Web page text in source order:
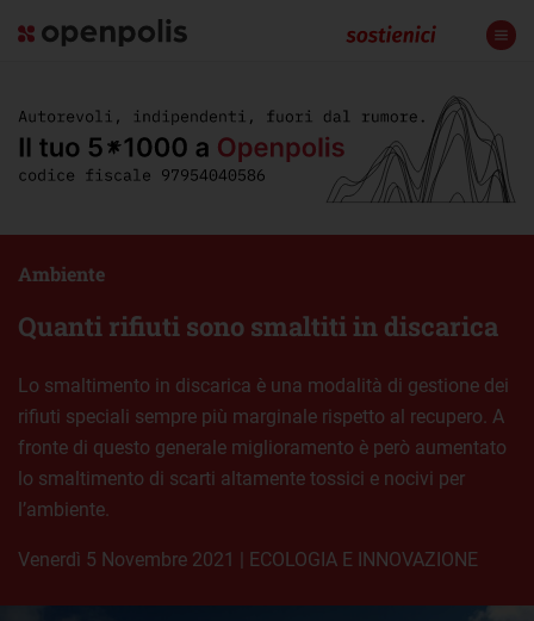
Quanti rifiuti sono smaltiti in discarica
Ambiente
Lo smaltimento in discarica è una modalità di gestione dei
rifiuti speciali sempre più marginale rispetto al recupero. A
fronte di questo generale miglioramento è però aumentato
lo smaltimento di scarti altamente tossici e nocivi per
l’ambiente.
venerdì 5 Novembre 2021 | ECOLOGIA E INNOVAZIONE